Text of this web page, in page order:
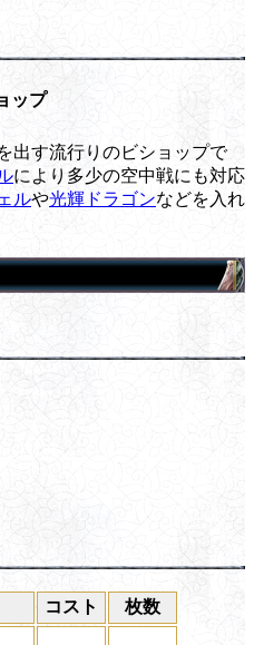
ップ
出す流行りのビショップで
により多少の空中戦にも対応
ルや光輝ドラゴンなどを入れ
コスト 枚数